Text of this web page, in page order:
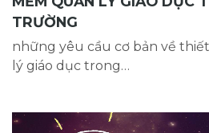
TRƯỜNG
những yêu cầu cơ bản về
lý giáo dục trong…